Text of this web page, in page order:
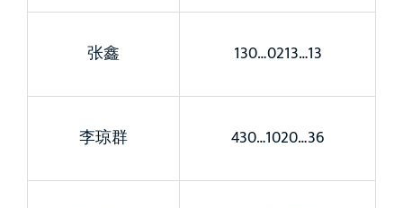
张鑫 130…0213…13
李琼群 430…1020…36